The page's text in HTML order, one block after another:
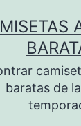
baratas de